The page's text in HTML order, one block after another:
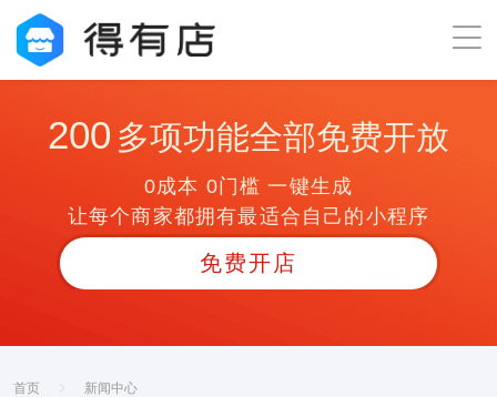
200 多项功能全部免费开放
0成本 0门槛 一键生成
让每个商家都拥有最适合自己的小程序
免费开店
首页 新闻中心